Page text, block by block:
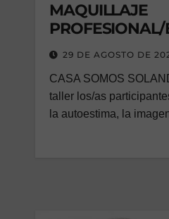
MAQUILLAJE
29 DE AGOSTO DE
CASA SOMOS
taller los/as
la autoestima, la